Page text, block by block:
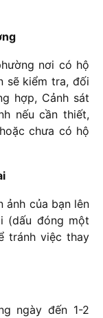
nơi có hộ
sẽ kiểm tra, đối
hợp, Cảnh sát
nếu cần thiết,
chưa có hộ
ảnh của bạn lên
(dấu đóng một
tránh việc thay
ngày đến 1-2